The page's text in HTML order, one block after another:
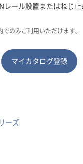
レール設置またはねじ
のみご利用いただけます。
マイカタログ登録
ーズ